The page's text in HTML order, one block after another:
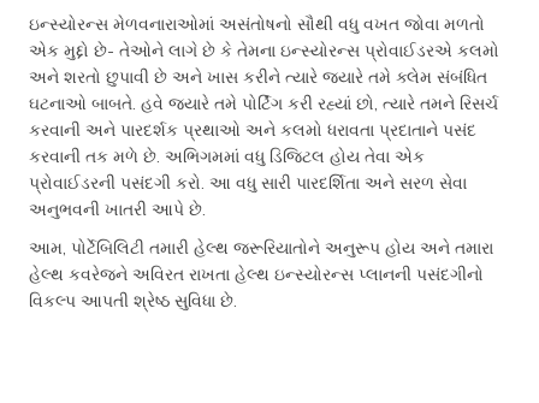
ઇન્સ્યોરન્સ મેળવનારાઓમાં અસંતોષનો સૌથી વધુ વખત જોવા મળતો
એક મુદ્દો છે- તેઓને લાગે છે કે તેમના ઇન્સ્યોરન્સ પ્રોવાઈડરએ કલમો
અને શરતો છુપાવી છે અને ખાસ કરીને ત્યારે જ્યારે તમે ક્લેમ સંબંધિત
ઘટનાઓ બાબતે. હવે જ્યારે તમે પોર્ટિંગ કરી રહ્યાં છો, ત્યારે તમને રિસર્ચ
કરવાની અને પારદર્શક પ્રથાઓ અને કલમો ધરાવતા પ્રદાતાને પસંદ
કરવાની તક મળે છે. અભિગમમાં વધુ ડિજિટલ હોય તેવા એક
પ્રોવાઈડરની પસંદગી કરો. આ વધુ સારી પારદર્શિતા અને સરળ સેવા
અનુભવની ખાતરી આપે છે.
આમ, પોર્ટેબિલિટી તમારી હેલ્થ જરૂરિયાતોને અનુરૂપ હોય અને તમારા
હેલ્થ કવરેજને અવિરત રાખતા હેલ્થ ઇન્સ્યોરન્સ પ્લાનની પસંદગીનો
વિકલ્પ આપતી શ્રેષ્ઠ સુવિધા છે.